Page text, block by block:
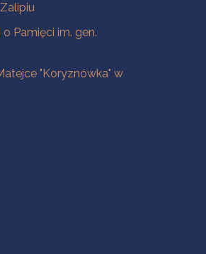
Pamięci im. gen.
"Koryznówka" w